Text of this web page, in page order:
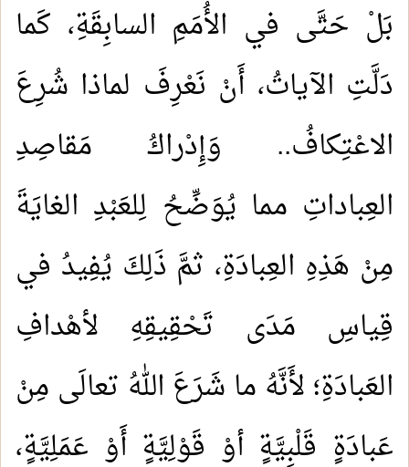
بَلْ حَتَّى في الأُمَمِ السابِقَةِ، كَما
دَلَّتِ الآياتُ، أَنْ نَعْرِفَ لماذا شُرِعَ
الاعْتِكافُ.. وَإِدْراكُ مَقاصِدِ
العِباداتِ مما يُوَضِّحُ لِلعَبْدِ الغايَةَ
مِنْ هَذِهِ العِبادَةِ، ثمَّ ذَلِكَ يُفِيدُ في
قِياسِ مَدَى تَحْقِيقِهِ لأهْدافِ
العَبادَةِ؛ لأَنَّهُ ما شَرَعَ اللهُ تعالَى مِنْ
عَبادَةٍ قَلْبِيَّةٍ أوْ قَوْلِيَّةٍ أَوْ عَمَلِيَّةٍ،